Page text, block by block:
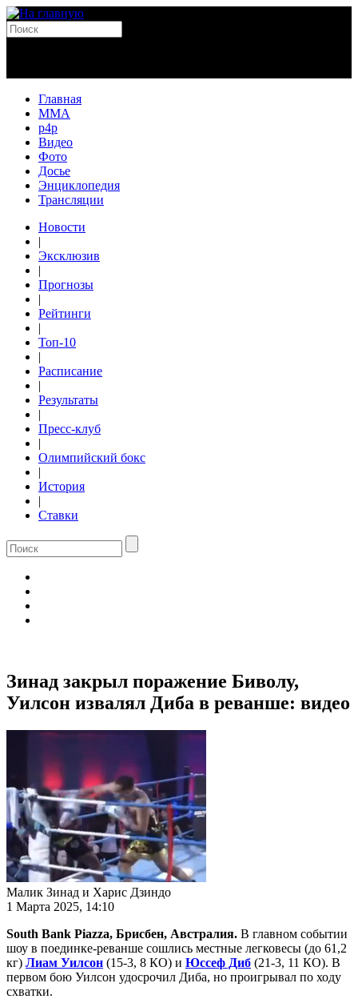
Главная
MMA
p4p
Видео
Фото
Досье
Энциклопедия
Трансляции
Новости
|
Эксклюзив
|
Прогнозы
|
Рейтинги
|
Топ-10
|
Расписание
|
Результаты
|
Пресс-клуб
|
Олимпийский бокс
|
История
|
Ставки
Зинад закрыл поражение Биволу,
Уилсон извалял Диба в реванше: видео
Малик Зинад и Харис Дзиндо
1 Марта 2025, 14:10
South Bank Piazza, Брисбен, Австралия. В главном событии
шоу в поединке-реванше сошлись местные легковесы (до 61,2
кг) Лиам Уилсон (15-3, 8 КО) и Юссеф Диб (21-3, 11 КО). В
первом бою Уилсон удосрочил Диба, но проигрывал по ходу
схватки.